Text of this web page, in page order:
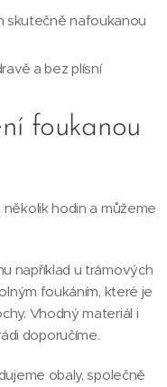
skutečně nafoukanou
a bez plísní
foukanou
hodin a můžeme
například u trámových
foukáním, které je
Vhodný materiál i
doporučíme.
obaly, společně